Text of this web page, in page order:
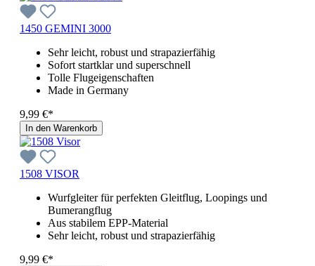
1450 GEMINI 3000
Sehr leicht, robust und strapazierfähig
Sofort startklar und superschnell
Tolle Flugeigenschaften
Made in Germany
9,99 €*
In den Warenkorb
1508 VISOR
Wurfgleiter für perfekten Gleitflug, Loopings und
Bumerangflug
Aus stabilem EPP-Material
Sehr leicht, robust und strapazierfähig
9,99 €*